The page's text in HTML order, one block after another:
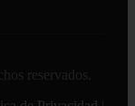
reservados.